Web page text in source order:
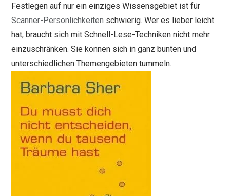
Festlegen auf nur ein einziges Wissensgebiet ist für
Scanner-Persönlichkeiten schwierig. Wer es lieber leicht
hat, braucht sich mit Schnell-Lese-Techniken nicht mehr
einzuschränken. Sie können sich in ganz bunten und
unterschiedlichen Themengebieten tummeln.